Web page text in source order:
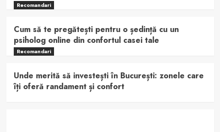
Recomandari
Cum să te pregătești pentru o ședință cu un
psiholog online din confortul casei tale
Recomandari
Unde merită să investești în București: zonele care
îți oferă randament și confort